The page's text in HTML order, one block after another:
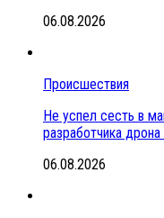
06.08.2026
Происшествия
Не успел сесть в
разработчика
06.08.2026